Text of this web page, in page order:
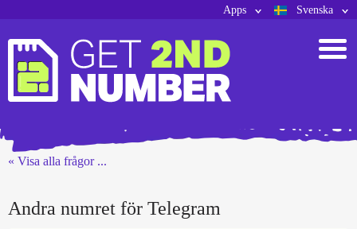
Svenska
Apps
« Visa alla frågor ...
Andra numret för Telegram